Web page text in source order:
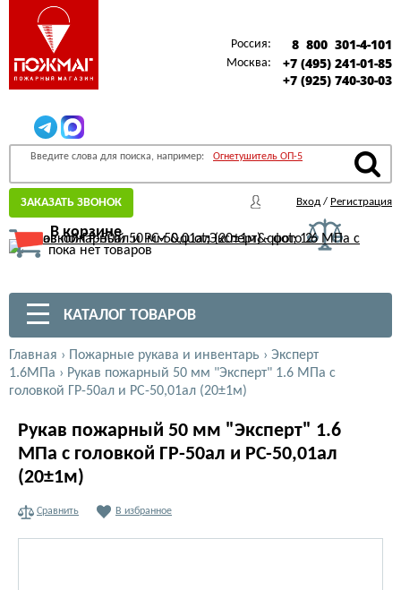
Россия: 8 800 301-4-101
Москва:
+7 (495) 241-01-85
+7 (925) 740-30-03
Введите слова для поиска, например: Огнетушитель ОП-5
ЗАКАЗАТЬ ЗВОНОК Вход / Регистрация
В корзине
пока нет товаров
КАТАЛОГ ТОВАРОВ
Главная › Пожарные рукава и инвентарь › Эксперт
1.6МПа › Рукав пожарный 50 мм "Эксперт" 1.6 МПа с
головкой ГР-50ал и РС-50,01ал (20±1м)
Рукав пожарный 50 мм "Эксперт" 1.6
МПа с головкой ГР-50ал и РС-50,01ал
(20±1м)
Сравнить В избранное